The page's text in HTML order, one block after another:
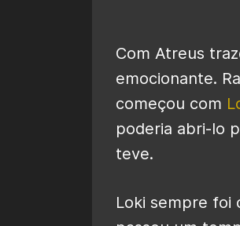
Com Atreus
emocionante.
começou com
poderia abri-lo
teve.
Loki sempre foi